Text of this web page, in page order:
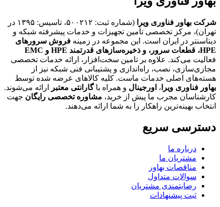
شرکت بهاور فناوری ویرا
(شماره ثبت: ۵۰۰۲۱۲، تاسیس: ۱۳۹۵ در
تهران)، مرکز تخصصی تأمین تجهیزات و خدمات پیشرفته شبکه و
دیتاسنتر در ایران است. این مجموعه در زمینه فروش سرورهای
HPE، قطعات سرور، و ذخیره‌سازهای قدرتمند HPE و EMC
فعالیت می‌کند. علاوه بر تامین سخت‌افزار، ارائه خدمات تخصصی
مجازی‌سازی، نصب، راه‌اندازی و پشتیبانی فنی شبکه نیز از
هسته‌های اصلی خدمات ماست. کلیه کالاهای عرضه شده توسط
بهاور فناوری ویرا ، اورجینال و همراه باگارانتی معتبر
ارائه می‌شوند.
کارشناسان مجرب ما پیش از خرید، مشاوره تخصصی رایگان جهت
انتخاب بهینه‌ترین راهکار را به شما ارائه می‌دهند.
دسترسی سریع
درباره ما
مشتریان ما
مناقصات بهاور
سوالات متداول
رضایتمندی مشتریان
ثبت پیشنهادات